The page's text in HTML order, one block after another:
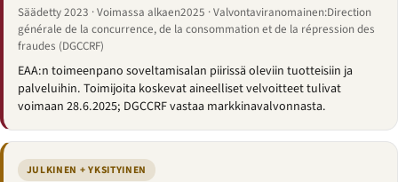
Säädetty 2023 · Voimassa alkaen2025 · Valvontaviranomainen:Direction
générale de la concurrence, de la consommation et de la répression des
fraudes (DGCCRF)
EAA:n toimeenpano soveltamisalan piirissä oleviin tuotteisiin ja
palveluihin. Toimijoita koskevat aineelliset velvoitteet tulivat
voimaan 28.6.2025; DGCCRF vastaa markkinavalvonnasta.
JULKINEN + YKSITYINEN